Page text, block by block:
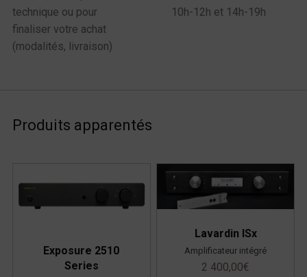
technique ou pour
finaliser votre achat
(modalités, livraison)
10h-12h et 14h-19h
Produits apparentés
Exposure 2510
Series
Lavardin ISx
Amplificateur intégré
2 400,00€